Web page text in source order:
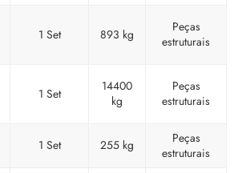
1 Set 893 kg
Peças
estruturais
1 Set
14400
kg
Peças
estruturais
1 Set 255 kg
Peças
estruturais